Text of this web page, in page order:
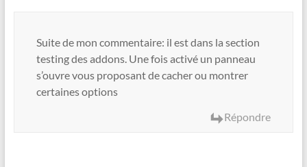
Suite de mon commentaire: il est dans la section
testing des addons. Une fois activé un panneau
s’ouvre vous proposant de cacher ou montrer
certaines options
Répondre